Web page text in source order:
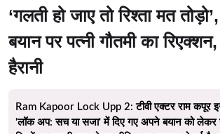
‘गलती हो जाए तो रिश्ता मत
बयान पर पत्नी गौतमी का
हैरानी
Ram Kapoor Lock Upp 2: टीवी एक्टर राम कपूर इन
'लॉक अप: सच या सजा' में दिए गए अपने बयान को लेकर